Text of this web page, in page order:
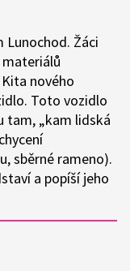
Lunochod. Žáci
nového
Toto vozidlo
tam, „kam lidská
sběrné rameno).
a popíší jeho